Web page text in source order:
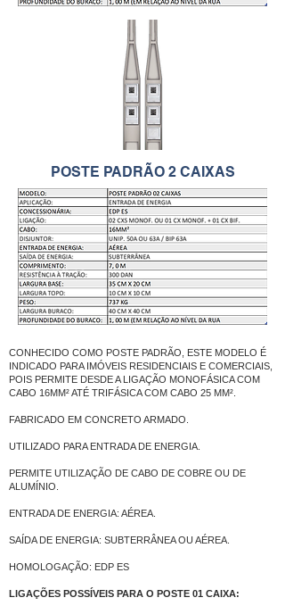
POSTE PADRÃO 2 CAIXAS
CONHECIDO COMO POSTE PADRÃO, ESTE MODELO É
INDICADO PARA IMÓVEIS RESIDENCIAIS E COMERCIAIS,
POIS PERMITE DESDE A LIGAÇÃO MONOFÁSICA COM
CABO 16MM² ATÉ TRIFÁSICA COM CABO 25 MM².
FABRICADO EM CONCRETO ARMADO.
UTILIZADO PARA ENTRADA DE ENERGIA.
PERMITE UTILIZAÇÃO DE CABO DE COBRE OU DE
ALUMÍNIO.
ENTRADA DE ENERGIA: AÉREA.
SAÍDA DE ENERGIA: SUBTERRÂNEA OU AÉREA.
HOMOLOGAÇÃO: EDP ES
LIGAÇÕES POSSÍVEIS PARA O POSTE 01 CAIXA: